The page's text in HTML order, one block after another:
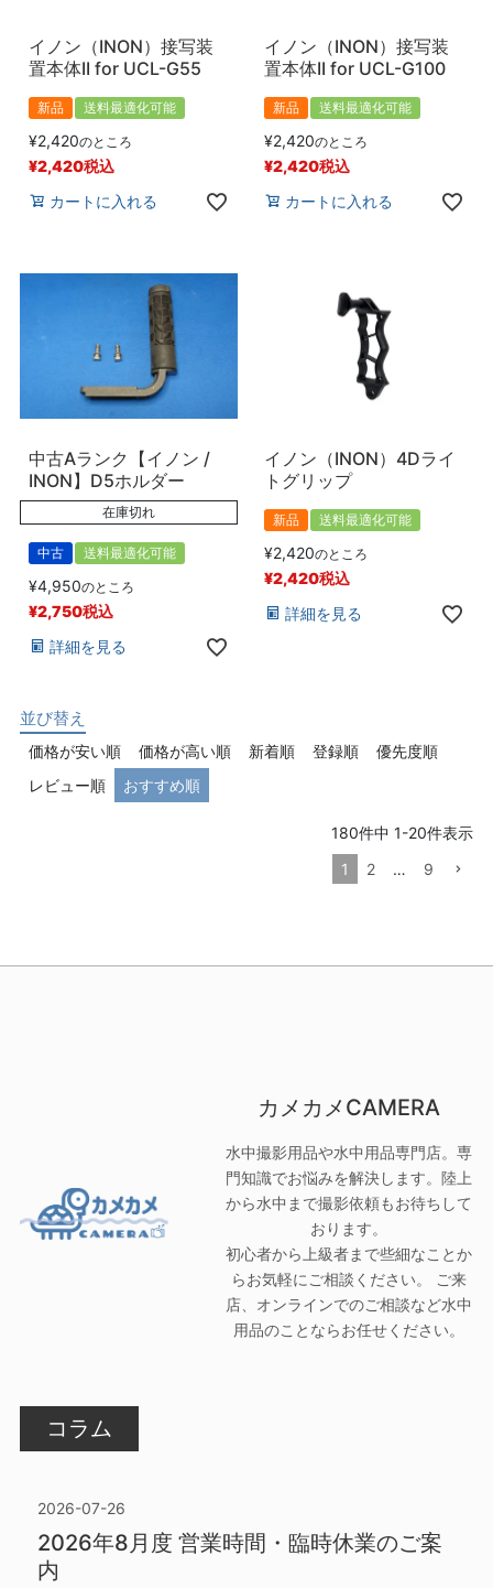
イノン（INON）接写装
置本体II for UCL-G55
新品 送料最適化可能
¥2,420のところ
¥2,420税込
カートに入れる
イノン（INON）接写装
置本体II for UCL-G100
新品 送料最適化可能
¥2,420のところ
¥2,420税込
カートに入れる
中古Aランク【イノン /
INON】D5ホルダー
在庫切れ
中古 送料最適化可能
¥4,950のところ
¥2,750税込
詳細を見る
イノン（INON）4Dライ
トグリップ
新品 送料最適化可能
¥2,420のところ
¥2,420税込
詳細を見る
並び替え
価格が安い順 価格が高い順 新着順 登録順
優先度順
レビュー順
おすすめ順
180件中 1-20件表示
1
2 … 9
カメカメCAMERA
水中撮影用品や水中用品専門店。専
門知識でお悩みを解決します。陸上
から水中まで撮影依頼もお待ちして
おります。
初心者から上級者まで些細なことか
らお気軽にご相談ください。 ご来
店、オンラインでのご相談など水中
用品のことならお任せください。
コラム
2026-07-26
2026年8月度 営業時間・臨時休業のご案
内